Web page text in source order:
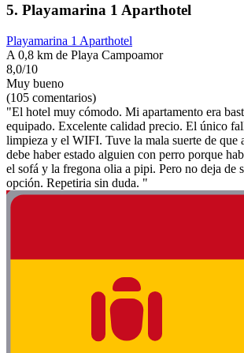
5. Playamarina 1 Aparthotel
Playamarina 1 Aparthotel
A 0,8 km de Playa Campoamor
8,0/10
Muy bueno
(105 comentarios)
"El hotel muy cómodo. Mi apartamento era
equipado. Excelente calidad precio. El único
limpieza y el WIFI. Tuve la mala suerte de que
debe haber estado alguien con perro porque
el sofá y la fregona olia a pipi. Pero no deja de
opción. Repetiria sin duda. "